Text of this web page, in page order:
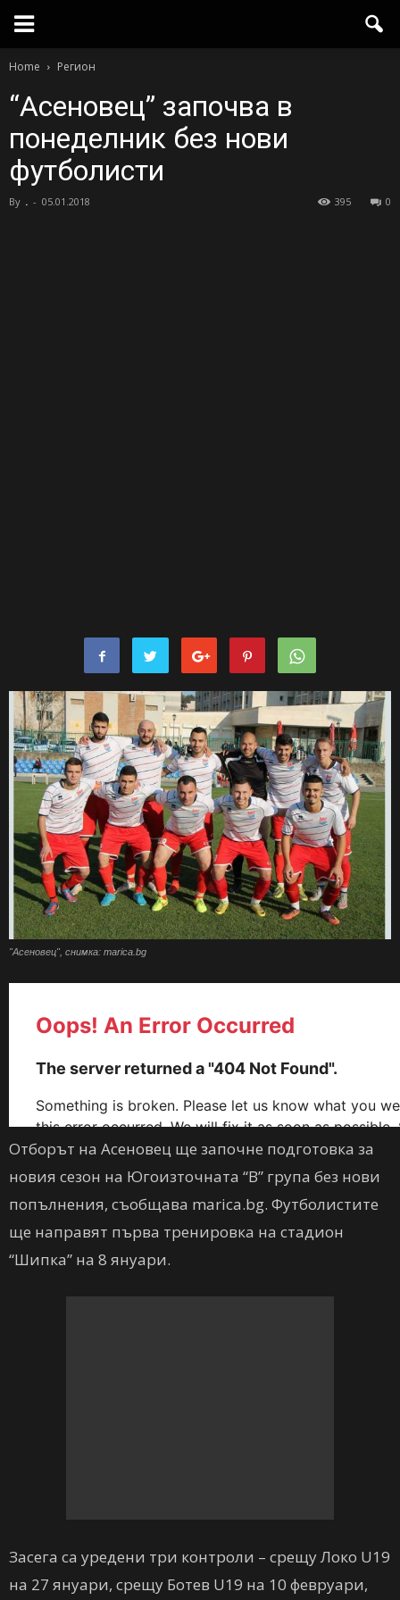
Home Регион
“Асеновец” започва в
понеделник без нови
футболисти
By . - 05.01.2018 0
395
"Асеновец", снимка: marica.bg
Отборът на Асеновец ще започне подготовка за
новия сезон на Югоизточната “В” група без нови
попълнения, съобщава marica.bg. Футболистите
ще направят първа тренировка на стадион
“Шипка” на 8 януари.
Засега са уредени три контроли – срещу Локо U19
на 27 януари, срещу Ботев U19 на 10 февруари,